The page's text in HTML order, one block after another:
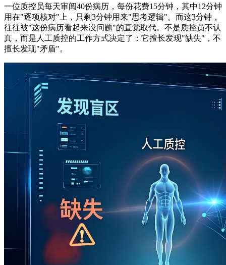
一位质控员每天审阅40份病历，每份花费15分钟，其中12分钟
用在"逐项核对"上，只剩3分钟用来"思考逻辑"。而这3分钟，
往往被"这份病历看起来没问题"的直觉取代。不是质控员不认
真，而是人工质控的工作方式决定了：它擅长发现"缺失"，不
擅长发现"矛盾"。